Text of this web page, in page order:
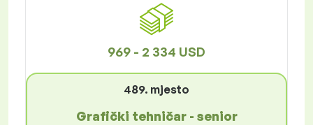
969 - 2 334 USD
489. mjesto
Grafički tehničar - senior